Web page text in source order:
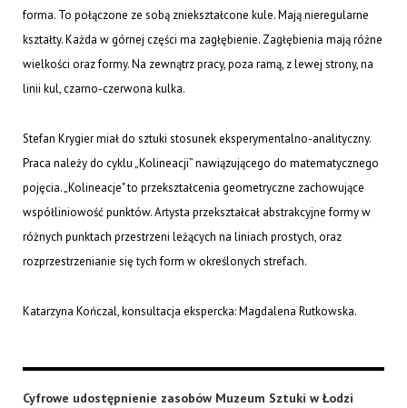
forma. To połączone ze sobą zniekształcone kule. Mają nieregularne
kształty. Każda w górnej części ma zagłębienie. Zagłębienia mają różne
wielkości oraz formy. Na zewnątrz pracy, poza ramą, z lewej strony, na
linii kul, czarno-czerwona kulka.
Stefan Krygier miał do sztuki stosunek eksperymentalno-analityczny.
Praca należy do cyklu „Kolineacji” nawiązującego do matematycznego
pojęcia. „Kolineacje" to przekształcenia geometryczne zachowujące
współliniowość punktów. Artysta przekształcał abstrakcyjne formy w
różnych punktach przestrzeni leżących na liniach prostych, oraz
rozprzestrzenianie się tych form w określonych strefach.
Katarzyna Kończal, konsultacja ekspercka: Magdalena Rutkowska.
Cyfrowe udostępnienie zasobów Muzeum Sztuki w Łodzi